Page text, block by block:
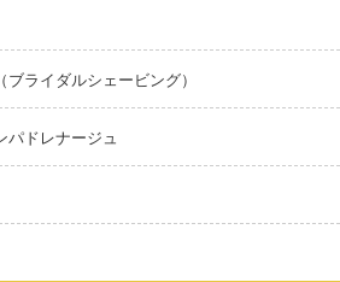
ライダルシェービング）
パドレナージュ